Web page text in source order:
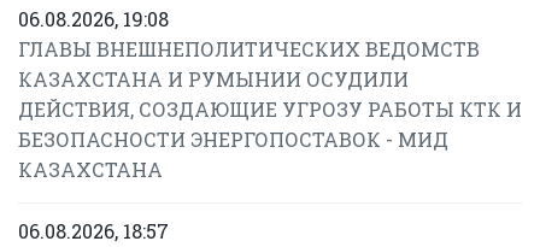
06.08.2026, 19:08
ГЛАВЫ ВНЕШНЕПОЛИТИЧЕСКИХ ВЕДОМСТВ
КАЗАХСТАНА И РУМЫНИИ ОСУДИЛИ
ДЕЙСТВИЯ, СОЗДАЮЩИЕ УГРОЗУ РАБОТЫ КТК И
БЕЗОПАСНОСТИ ЭНЕРГОПОСТАВОК - МИД
КАЗАХСТАНА
06.08.2026, 18:57